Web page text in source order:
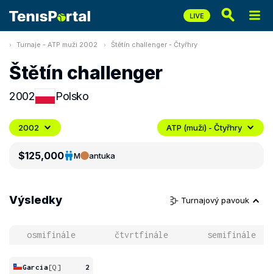
Turnaje - ATP muži 2002 Štětín challenger - Čtyřhry
Štětín challenger
2002 Polsko
2002 ATP (muži) - Čtyřhry
$125,000 M antuka
Výsledky Turnajový pavouk
osmifinále čtvrtfinále semifinále
Garcia[Q]
2